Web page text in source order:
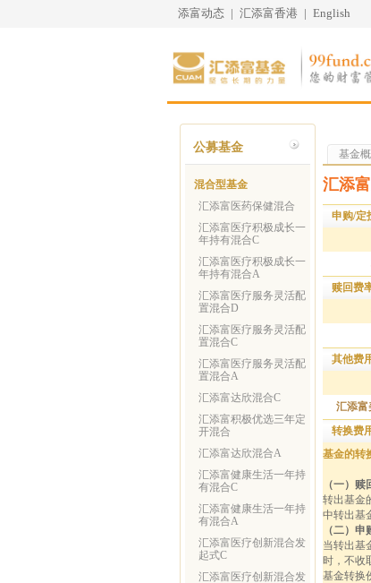
添富动态 | 汇添富香港 | English
公募基金
混合型基金
汇添富医药保健混合
汇添富医疗积极成长一
年持有混合C
汇添富医疗积极成长一
年持有混合A
汇添富医疗服务灵活配
置混合D
汇添富医疗服务灵活配
置混合C
汇添富医疗服务灵活配
置混合A
汇添富达欣混合C
汇添富积极优选三年定
开混合
汇添富达欣混合A
汇添富健康生活一年持
有混合C
汇添富健康生活一年持
有混合A
汇添富医疗创新混合发
起式C
汇添富医疗创新混合发
基金
汇添
申购/定
赎回费
其他费
汇添富
转换费
基金的转
（一）赎
转出基金
中转出基
（二）申
当转出基
时，不收
基金转换